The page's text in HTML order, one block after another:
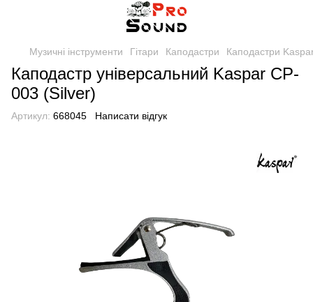
Музичні інструменти Гітари Каподастри Каподастри
Каподастр універсальний Kaspar CP-
003 (Silver)
Артикул: 668045 Написати відгук